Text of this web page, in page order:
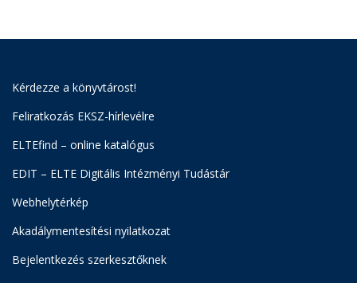
Kérdezze a könyvtárost!
Feliratkozás EKSZ-hírlevélre
ELTEfind – online katalógus
EDIT – ELTE Digitális Intézményi Tudástár
Webhelytérkép
Akadálymentesítési nyilatkozat
Bejelentkezés szerkesztőknek